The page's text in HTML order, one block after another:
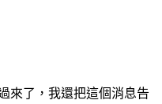
來了，我還把這個消息告